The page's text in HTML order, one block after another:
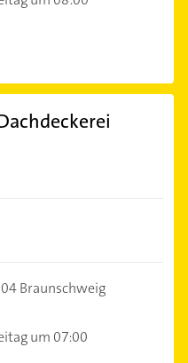
Braunschweig
um 07:00